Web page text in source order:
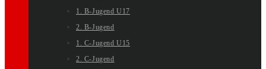
1. B-Jugend U17
2. B-Jugend
1. C-Jugend U15
2. C-Jugend